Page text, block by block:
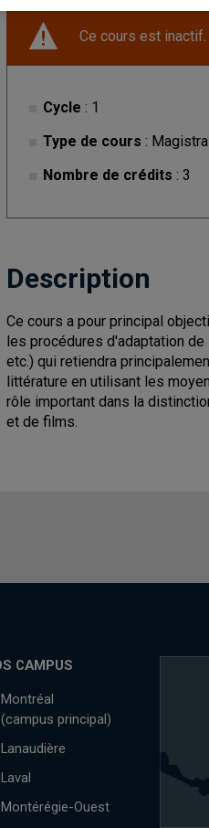
Ce cours est inactif.
Cycle : 1
Type de cours :
Nombre de crédits : 3
Description
Ce cours a pour principal
les procédures d'adaptation de
etc.) qui retiendra
littérature en utilisant les
rôle important dans la
et de films.
CAMPUS
Montréal
(campus principal)
Lanaudière
Laval
Montérégie-Ouest